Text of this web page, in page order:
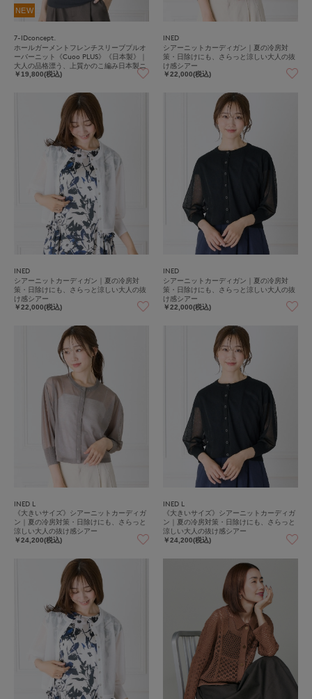
NEW
7-IDconcept.
ホールガーメントフレンチスリーブプルオ
ーバーニット《Cuoo PLUS》《日本製》｜
大人の品格漂う、上質かのこ編み日本製ニ
ット
￥19,800(税込)
INED
シアーニットカーディガン｜夏の冷房対
策・日除けにも、さらっと涼しい大人の抜
け感シアー
￥22,000(税込)
INED
シアーニットカーディガン｜夏の冷房対
策・日除けにも、さらっと涼しい大人の抜
け感シアー
￥22,000(税込)
INED
シアーニットカーディガン｜夏の冷房対
策・日除けにも、さらっと涼しい大人の抜
け感シアー
￥22,000(税込)
INED L
《大きいサイズ》シアーニットカーディガ
ン｜夏の冷房対策・日除けにも、さらっと
涼しい大人の抜け感シアー
￥24,200(税込)
INED L
《大きいサイズ》シアーニットカーディガ
ン｜夏の冷房対策・日除けにも、さらっと
涼しい大人の抜け感シアー
￥24,200(税込)